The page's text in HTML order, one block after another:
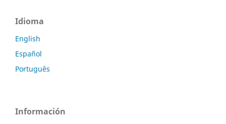
Idioma
English
Español
Português
Información